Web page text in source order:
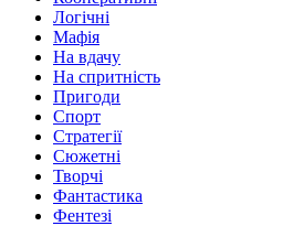
Логічні
Мафія
На вдачу
На спритність
Пригоди
Спорт
Стратегії
Сюжетні
Творчі
Фантастика
Фентезі